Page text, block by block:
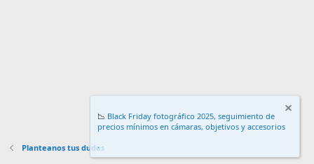
Planteanos tus dudas
📉 Black Friday fotográfico 2025, seguimiento de
precios mínimos en cámaras, objetivos y accesorios
.